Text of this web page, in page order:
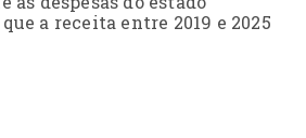
a receita entre 2019 e 2025